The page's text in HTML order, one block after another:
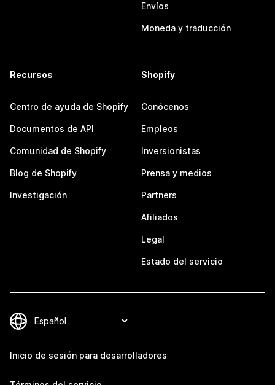
Envíos
Moneda y traducción
Recursos
Centro de ayuda de Shopify
Documentos de API
Comunidad de Shopify
Blog de Shopify
Investigación
Shopify
Conócenos
Empleos
Inversionistas
Prensa y medios
Partners
Afiliados
Legal
Estado del servicio
Inicio de sesión para desarrolladores